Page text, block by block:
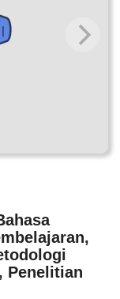
Penelitian